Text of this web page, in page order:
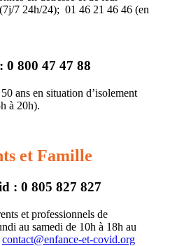
7 24h/24); 01 46 21 46 46 (en
0 800 47 47 88
ans en situation d’isolement
à 20h).
et Famille
: 0 805 827 827
et professionnels de
au samedi de 10h à 18h au
contact@enfance-et-covid.org